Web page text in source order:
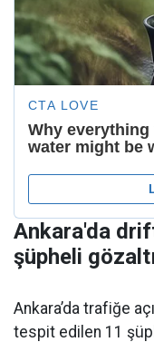
Ankara'da
şüpheli
Ankara’da trafiğe
tespit edilen 11